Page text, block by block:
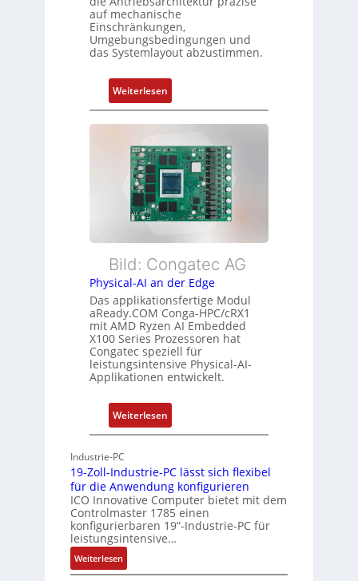
u
s
t
d
b
e
r
w
a
u
n
g
t
f
ü
r
m
e
h
r
L
e
i
s
t
n
g
auf mechanische
Einschränkungen,
Umgebungsbedingungen und
das Systemlayout abzustimmen.
Weiterlesen:
F
l
x
i
b
l
e
E
h
e
r
c
a
t
-
c
t
e
k
t
u
Bild: Congatec AG
Physical-AI an der Edge
Das applikationsfertige Modul
aReady.COM Conga-HPC/cRX1
mit AMD Ryzen AI Embedded
X100 Series Prozessoren hat
Congatec speziell für
leistungsintensive Physical-AI-
Applikationen entwickelt.
Weiterlesen:
P
y
s
i
c
a
Industrie-PC
19-Zoll-Industrie-PC lässt sich flexibel
für die Anwendung konfigurieren
ICO Innovative Computer bietet mit dem
Controlmaster 1785 einen
konfigurierbaren 19“-Industrie-PC für
leistungsintensive…
Weiterlesen:
1